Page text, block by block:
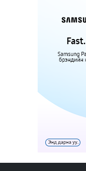
зохион
Ерөнхий
тонн АИ-
Өнөөдөр
иргэд 50
1 өдрийн